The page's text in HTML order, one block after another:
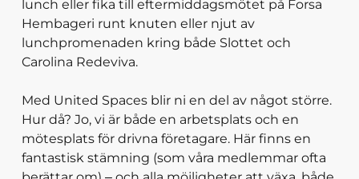
lunch eller fika till eftermiddagsmötet på Forsa
Hembageri runt knuten eller njut av
lunchpromenaden kring både Slottet och
Carolina Redeviva.
Med United Spaces blir ni en del av något större.
Hur då? Jo, vi är både en arbetsplats och en
mötesplats för drivna företagare. Här finns en
fantastisk stämning (som våra medlemmar ofta